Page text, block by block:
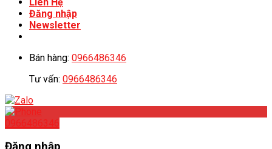
Đăng nhập
Newsletter
Bán hàng: 0966486346
Tư vấn: 0966486346
0966486346